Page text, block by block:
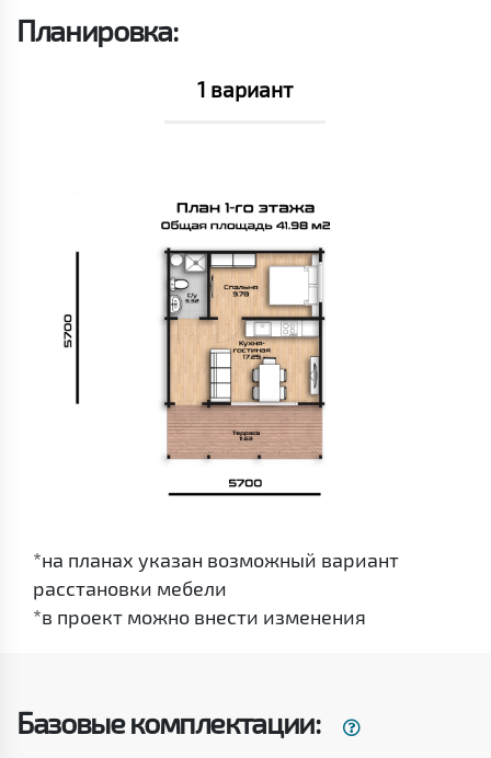
Планировка:
1 вариант
*на планах указан возможный вариант
расстановки мебели
*в проект можно внести изменения
Базовые комплектации: